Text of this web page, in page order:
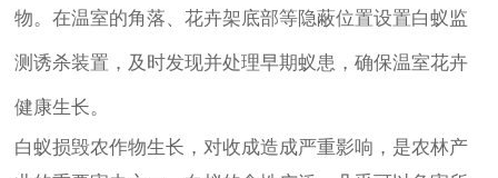
物。在温室的角落、花卉架底部等隐蔽位置设置白蚁监
测诱杀装置，及时发现并处理早期蚁患，确保温室花卉
健康生长。
白蚁损毁农作物生长，对收成造成严重影响，是农林产